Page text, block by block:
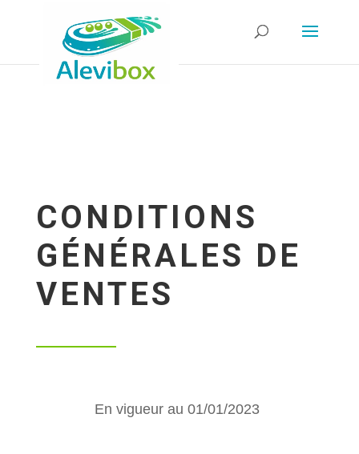
CONDITIONS
GÉNÉRALES DE
VENTES
En vigueur au 01/01/2023